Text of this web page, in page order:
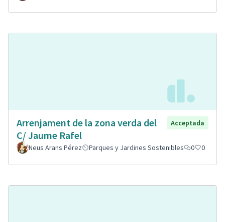
Arrenjament de la zona verda del
C/ Jaume Rafel
Acceptada
Neus Arans Pérez Parques y Jardines Sostenibles 0 0